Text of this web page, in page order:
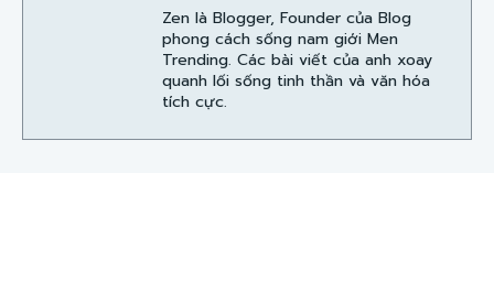
Zen là Blogger, Founder của Blog
phong cách sống nam giới Men
Trending. Các bài viết của anh xoay
quanh lối sống tinh thần và văn hóa
tích cực.